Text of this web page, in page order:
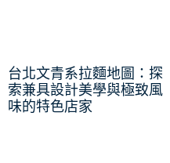
台北文青系拉麵地圖：探
索兼具設計美學與極致風
味的特色店家